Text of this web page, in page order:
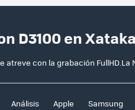
D3100 en Xataka
atreve con la grabación
Análisis Apple Samsung